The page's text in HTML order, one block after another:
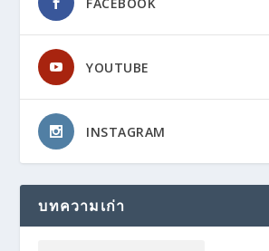
FACEBOOK
YOUTUBE
INSTAGRAM
บทความเก่า